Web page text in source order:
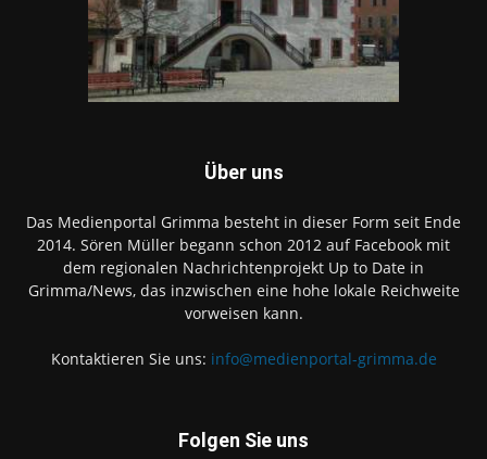
Über uns
Das Medienportal Grimma besteht in dieser Form seit Ende
2014. Sören Müller begann schon 2012 auf Facebook mit
dem regionalen Nachrichtenprojekt Up to Date in
Grimma/News, das inzwischen eine hohe lokale Reichweite
vorweisen kann.
Kontaktieren Sie uns: info@medienportal-grimma.de
Folgen Sie uns